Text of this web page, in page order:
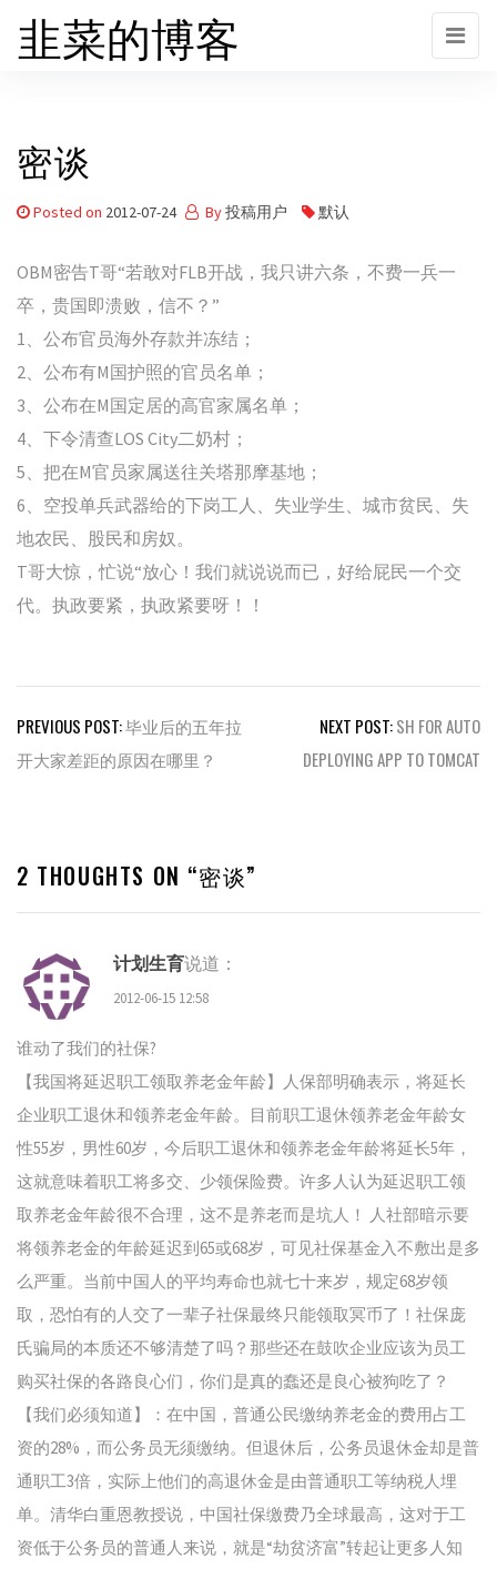
韭菜的博客
密谈
Posted on 2012-07-24 By投稿用户 默认
OBM密告T哥“若敢对FLB开战，我只讲六条，不费一兵一
卒，贵国即溃败，信不？”
1、公布官员海外存款并冻结；
2、公布有M国护照的官员名单；
3、公布在M国定居的高官家属名单；
4、下令清查LOS City二奶村；
5、把在M官员家属送往关塔那摩基地；
6、空投单兵武器给的下岗工人、失业学生、城市贫民、失
地农民、股民和房奴。
T哥大惊，忙说“放心！我们就说说而已，好给屁民一个交
代。执政要紧，执政紧要呀！！
文
章
PREVIOUS POST:毕业后的五年拉
开大家差距的原因在哪里？
NEXT POST:SH FOR AUTO
DEPLOYING APP TO TOMCAT
2 THOUGHTS ON “密谈”
计划生育说道：
2012-06-15 12:58
谁动了我们的社保?
【我国将延迟职工领取养老金年龄】人保部明确表示，将延长
企业职工退休和领养老金年龄。目前职工退休领养老金年龄女
性55岁，男性60岁，今后职工退休和领养老金年龄将延长5年，
这就意味着职工将多交、少领保险费。许多人认为延迟职工领
取养老金年龄很不合理，这不是养老而是坑人！ 人社部暗示要
将领养老金的年龄延迟到65或68岁，可见社保基金入不敷出是多
么严重。当前中国人的平均寿命也就七十来岁，规定68岁领
取，恐怕有的人交了一辈子社保最终只能领取冥币了！社保庞
氏骗局的本质还不够清楚了吗？那些还在鼓吹企业应该为员工
购买社保的各路良心们，你们是真的蠢还是良心被狗吃了？
【我们必须知道】：在中国，普通公民缴纳养老金的费用占工
资的28%，而公务员无须缴纳。但退休后，公务员退休金却是普
通职工3倍，实际上他们的高退休金是由普通职工等纳税人埋
单。清华白重恩教授说，中国社保缴费乃全球最高，这对于工
资低于公务员的普通人来说，就是“劫贫济富”转起让更多人知